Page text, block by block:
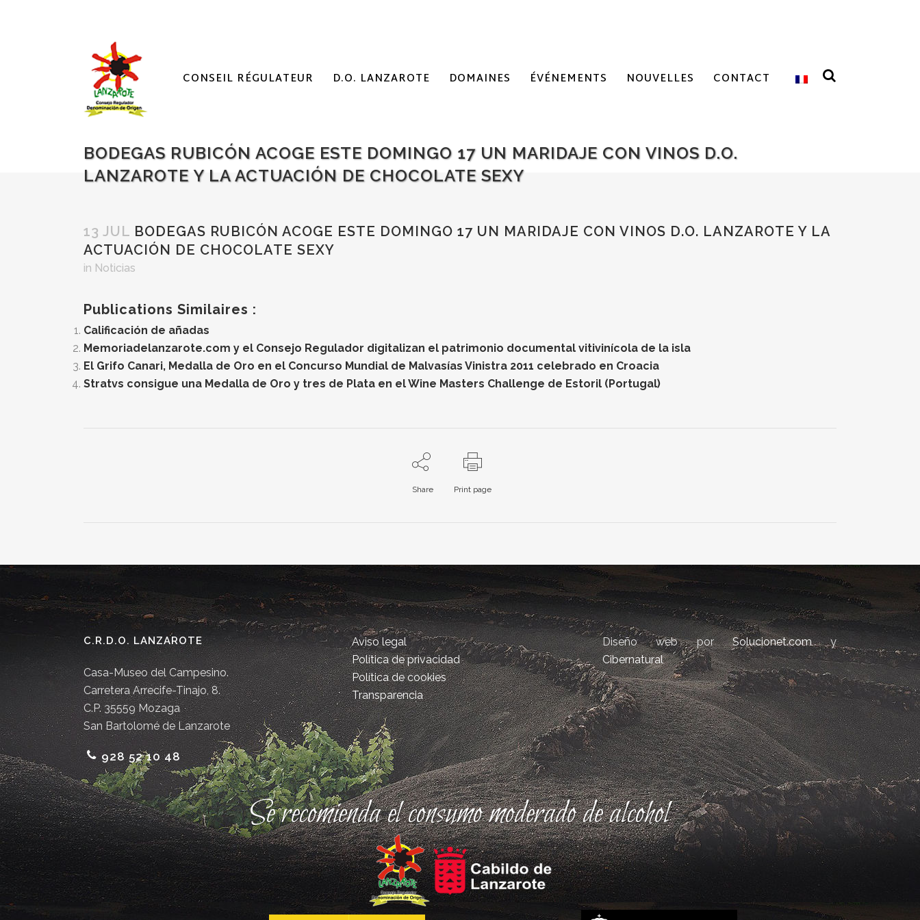
CONSEIL RÉGULATEUR D.O. LANZAROTE DOMAINES ÉVÉNEMENTS NOUVELLES CONTACT
BODEGAS RUBICÓN ACOGE ESTE DOMINGO 17 UN MARIDAJE CON VINOS D.O.
LANZAROTE Y LA ACTUACIÓN DE CHOCOLATE SEXY
13 JUL BODEGAS RUBICÓN ACOGE ESTE DOMINGO 17 UN MARIDAJE CON VINOS D.O. LANZAROTE Y LA
ACTUACIÓN DE CHOCOLATE SEXY
in Noticias
Publications Similaires :
Calificación de añadas
Memoriadelanzarote.com y el Consejo Regulador digitalizan el patrimonio documental vitivinícola de la isla
El Grifo Canari, Medalla de Oro en el Concurso Mundial de Malvasías Vinistra 2011 celebrado en Croacia
Stratvs consigue una Medalla de Oro y tres de Plata en el Wine Masters Challenge de Estoril (Portugal)
Share Print page
C.R.D.O. LANZAROTE
Casa-Museo del Campesino.
Carretera Arrecife-Tinajo, 8.
C.P. 35559 Mozaga
San Bartolomé de Lanzarote
928 52 10 48
Aviso legal
Política de privacidad
Política de cookies
Transparencia
Diseño web porSolucionet.comy
Cibernatural
Se recomienda el consumo moderado de alcohol